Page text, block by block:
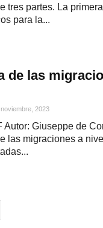
tres partes. La
para la...
de las
noviembre, 2023
Autor: Giuseppe de
las migraciones a